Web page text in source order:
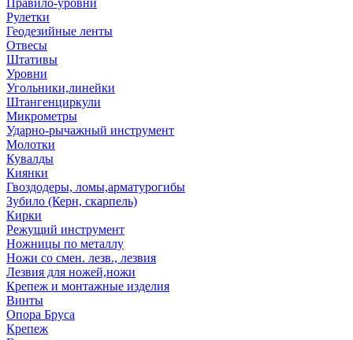
Правило-уровни
Рулетки
Геодезийные ленты
Отвесы
Штативы
Уровни
Угольники,линейки
Штангенциркули
Микрометры
Ударно-рычажный инструмент
Молотки
Кувалды
Киянки
Гвоздодеры, ломы,арматурогибы
Зубило (Керн, скарпель)
Кирки
Режущий инструмент
Ножницы по металлу
Ножи со смен. лезв., лезвия
Лезвия для ножей,ножи
Крепеж и монтажные изделия
Винты
Опора Бруса
Крепеж